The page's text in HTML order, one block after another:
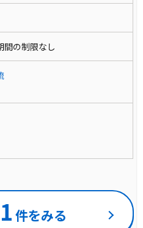
間の制限なし
1 件をみる